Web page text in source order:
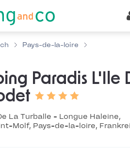
Pays-de-la-loire
Paradis L'Ile
La Turballe - Longue Haleine,
Molf, Pays-de-la-loire,